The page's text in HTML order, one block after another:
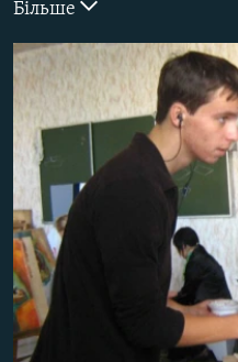
СВІДЧЕННЯ ОКУПАЦІЇ
УКРАЇНСЬКА ПРОБЛЕМА КРИМУ
ІНФОГРАФІКА
Русский
Qırımtatar
ДОЛУЧАЙСЯ!
Усі сайти RFE/RL
Більше